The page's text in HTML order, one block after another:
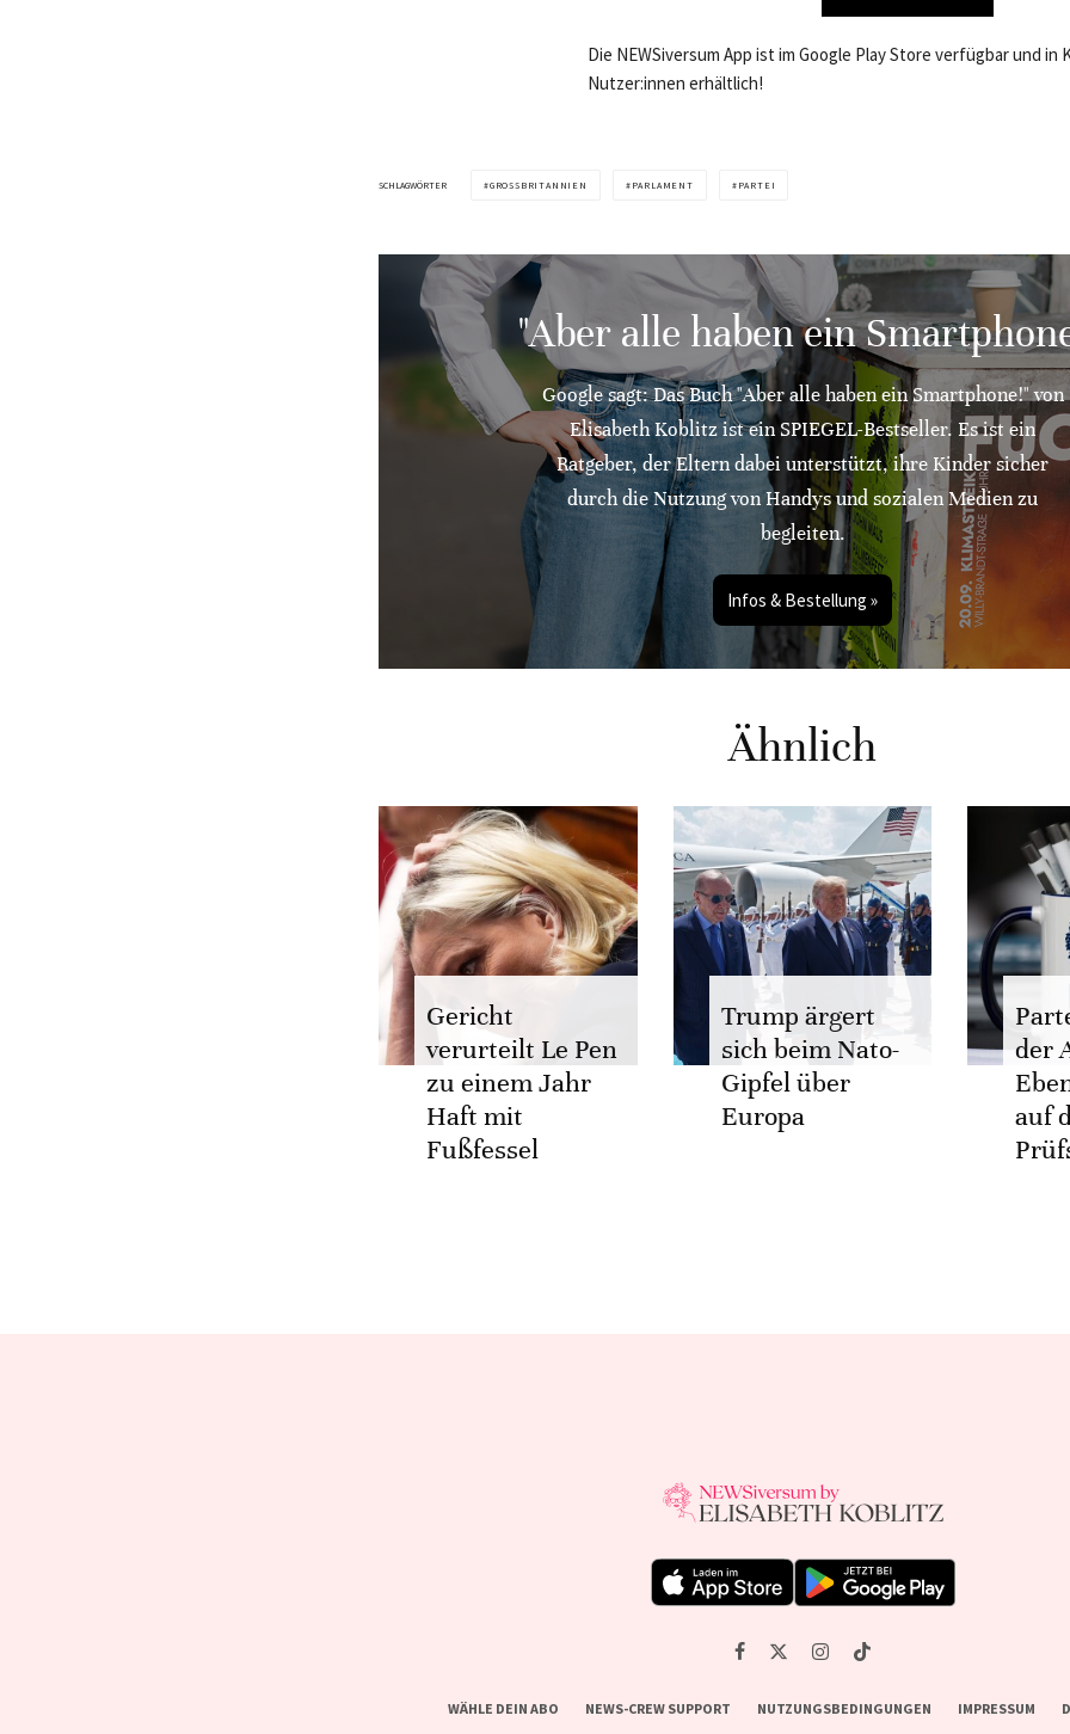
Die NEWSiversum App ist im Google Play Store verfügbar und in
Nutzer:innen erhältlich!
SCHLAGWÖRTER GROSSBRITANNIEN PARLAMENT PARTEI
"Aber alle haben ein
Google sagt: Das Buch "Aber alle haben ein Smartphone!" von
Elisabeth Koblitz ist ein SPIEGEL-Bestseller. Es ist ein
Ratgeber, der Eltern dabei unterstützt, ihre Kinder sicher
durch die Nutzung von Handys und sozialen Medien zu
begleiten.
Infos & Bestellung »
Ähnlich
Gericht
verurteilt Le Pen
zu einem Jahr
Haft mit
Fußfessel
Trump ärgert
sich beim Nato-
Gipfel über
Europa
der
auf
WÄHLE DEIN ABO NEWS-CREW SUPPORT NUTZUNGSBEDINGUNGEN IMPRESSUM